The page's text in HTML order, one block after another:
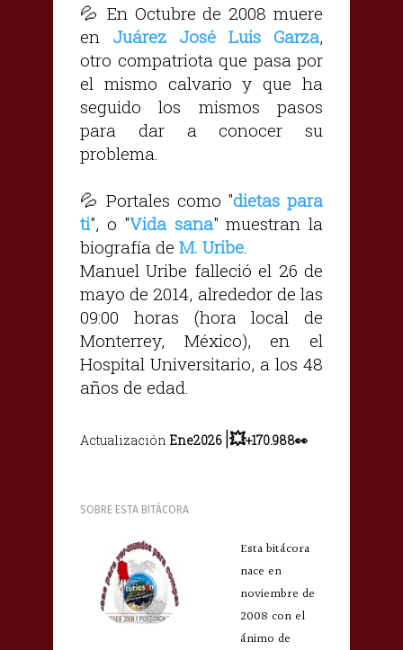
💦 En Octubre de 2008 muere
en Juárez José Luis Garza,
otro compatriota que pasa por
el mismo calvario y que ha
seguido los mismos pasos
para dar a conocer su
problema.
💦Portales como "dietas para
ti", o "Vida sana" muestran la
biografía de M. Uribe
Manuel Uribe falleció el 26 de
mayo de 2014, alrededor de las
09:00 horas (hora local de
Monterrey, México), en el
Hospital Universitario, a los 48
años de edad.
Actualización Ene2026 |💥+170.988👀
SOBRE ESTA BITÁCORA
Esta bitácora
nace en
noviembre de
2008 con el
ánimo de